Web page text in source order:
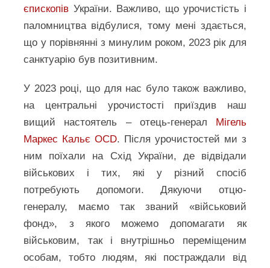
єпископів України. Важливо, що урочистість і
паломництва відбулися, тому мені здається,
що у порівнянні з минулим роком, 2023 рік для
санктуарію був позитивним.
У 2023 році, що для нас було також важливо,
на центральні урочистості приїздив наш
вищий настоятель – отець-генерал
Мігель
Маркес Кальє OCD. Після урочистостей ми з
ним поїхали на Схід України, де відвідали
військових і тих, які у різний спосіб
потребують допомоги. Дякуючи отцю-
генералу, маємо так званий «військовий
фонд», з якого можемо допомагати як
військовим, так і внутрішньо переміщеним
особам, тобто людям, які постраждали від